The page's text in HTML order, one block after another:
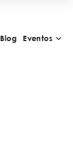
Blog Eventos